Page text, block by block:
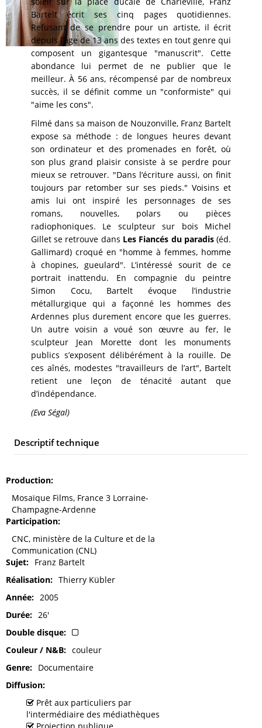
Bartelt écrit ses cinq pages quotidiennes.
Refusant de se prendre pour un artiste, il écrit
depuis l’âge de 13 ans des textes en tout genre qui
composent un gigantesque "manuscrit". Cette
abondance lui permet de ne publier que le
meilleur. À 56 ans, récompensé par de nombreux
succès, il se définit comme un "conformiste" qui
"aime les cons".
Filmé dans sa maison de Nouzonville, Franz Bartelt
expose sa méthode : de longues heures devant
son ordinateur et des promenades en forêt, où
son plus grand plaisir consiste à se perdre pour
mieux se retrouver. "Dans l’écriture aussi, on finit
toujours par retomber sur ses pieds." Voisins et
amis lui ont inspiré les personnages de ses
romans, nouvelles, polars ou pièces
radiophoniques. Le sculpteur sur bois Michel
Gillet se retrouve dans Les Fiancés du paradis(éd.
Gallimard) croqué en "homme à femmes, homme
à chopines, gueulard". L’intéressé sourit de ce
portrait inattendu. En compagnie du peintre
Simon Cocu, Bartelt évoque l’industrie
métallurgique qui a façonné les hommes des
Ardennes plus durement encore que les guerres.
Un autre voisin a voué son œuvre au fer, le
sculpteur Jean Morette dont les monuments
publics s’exposent délibérément à la rouille. De
ces aînés, modestes "travailleurs de l’art", Bartelt
retient une leçon de ténacité autant que
d’indépendance.
(Eva Ségal)
Descriptif technique
Production
Mosaïque Films, France 3 Lorraine-
Champagne-Ardenne
Participation
CNC, ministère de la Culture et de la
Communication (CNL)
Sujet
Franz Bartelt
Réalisation
Thierry Kübler
Année
2005
Durée
26'
Double disque
Couleur / N&B
couleur
Genre
Documentaire
Diffusion
Prêt aux particuliers par
l'intermédiaire des médiathèques